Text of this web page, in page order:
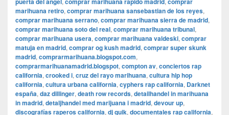
marihuana retiro, comprar marihuana sansebastian de los reyes,
comprar marihuana serrano, comprar marihuana sierra de madrid,
comprar marihuana soto del real, comprar marihuana tribunal,
comprar marihuana usera, comprar marihuana valdeski, comprar
matuja en madrid, comprar og kush madrid, comprar super skunk
madrid, comprarmarihuana.blogspot.com,
comprarmarihuanamadrid.blogspot, compton av, conciertos rap
california, crooked i, cruz del rayo marihuana, cultura hip hop
california, cultura urbana california, cyphers rap california, Darknet
españa, daz dillinger, death row records, detailhandel in marihuana
in madrid, detaljhandel med marijuana i madrid, devour up,
discografías raperos california, dj quik, documentales rap california,